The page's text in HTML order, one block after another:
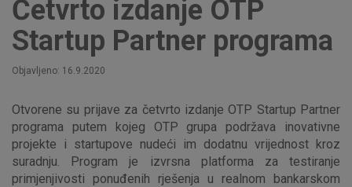
Faktoring
O nama
Četvrto izdanje OTP
Startup Partner programa
Objavljeno: 16.9.2020
Otvorene su prijave za četvrto izdanje OTP Startup Partner
programa putem kojeg OTP grupa podržava inovativne
projekte i startupove nudeći im dodatnu vrijednost kroz
suradnju. Program je izvrsna platforma za testiranje
primjenjivosti ponuđenih rješenja u realnom bankarskom